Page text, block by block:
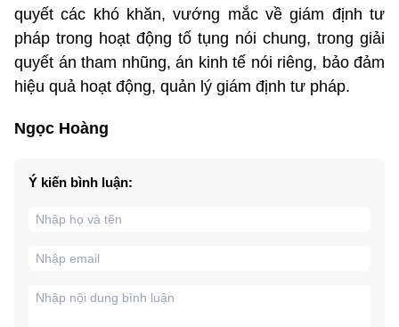
quyết các khó khăn, vướng mắc về giám định tư
pháp trong hoạt động tố tụng nói chung, trong giải
quyết án tham nhũng, án kinh tế nói riêng, bảo đảm
hiệu quả hoạt động, quản lý giám định tư pháp.
Ngọc Hoàng
Ý kiến bình luận: